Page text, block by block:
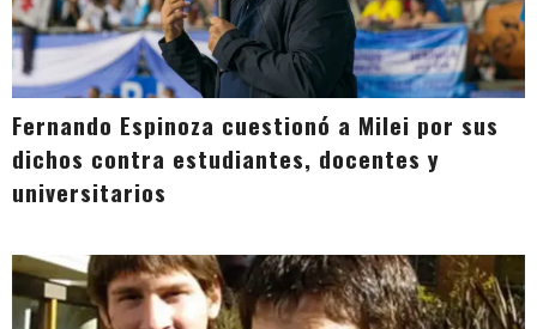
Fernando Espinoza cuestionó a Milei por sus
dichos contra estudiantes, docentes y
universitarios